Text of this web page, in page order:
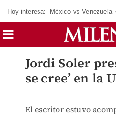
Hoy interesa: México vs Venezuela
Jordi Soler
se cree’ en la
El escritor estuvo